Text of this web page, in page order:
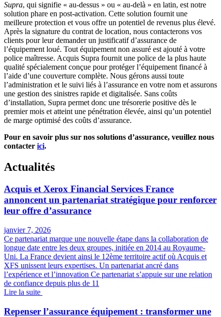
Supra, qui signifie « au-dessus » ou « au-delà » en latin, est notre
solution phare en post-activation. Cette solution fournit une
meilleure protection et vous offre un potentiel de revenus plus élevé.
Après la signature du contrat de location, nous contacterons vos
clients pour leur demander un justificatif d’assurance de
l’équipement loué. Tout équipement non assuré est ajouté à votre
police maîtresse. Acquis Supra fournit une police de la plus haute
qualité spécialement conçue pour protéger l’équipement financé à
l’aide d’une couverture complète. Nous gérons aussi toute
l’administration et le suivi liés à l’assurance en votre nom et assurons
une gestion des sinistres rapide et digitalisée. Sans coûts
d’installation, Supra permet donc une trésorerie positive dès le
premier mois et atteint une pénétration élevée, ainsi qu’un potentiel
de marge optimisé des coûts d’assurance.
Pour en savoir plus sur nos solutions d’assurance, veuillez nous
contacter ici.
Actualités
Acquis et Xerox Financial Services France
annoncent un partenariat stratégique pour renforcer
leur offre d’assurance
janvier 7, 2026
Ce partenariat marque une nouvelle étape dans la collaboration de
longue date entre les deux groupes, initiée en 2014 au Royaume-
Uni. La France devient ainsi le 12ème territoire actif où Acquis et
XFS unissent leurs expertises. Un partenariat ancré dans
l’expérience et l’innovation Ce partenariat s’appuie sur une relation
de confiance depuis plus de 11
Lire la suite
Repenser l’assurance équipement : transformer une